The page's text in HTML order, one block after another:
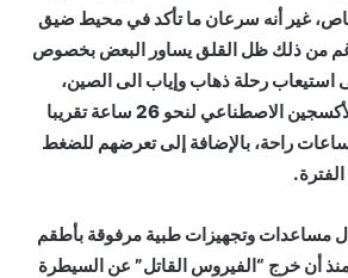
غير أنه سرعان ما تأكد في محيط ضيق
من ذلك ظل القلق يساور البعض بخصوص
استيعاب رحلة ذهاب وإياب الى الصين،
بالنظر الى استهلاكهم للأكسجين الاصطناعي لنحو 26 ساعة تقريبا
تتخللها فقط 5 ساعات راحة، بالإضافة إلى تعرضهم للضغط
مساعدات وتجهيزات طبية مرفوقة بأطقم
أن خرج “الفيروس القاتل” عن السيطرة